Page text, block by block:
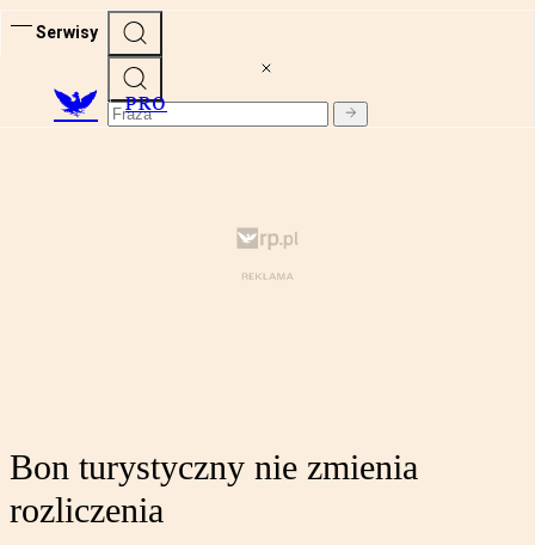
Serwisy
PRO
Bon turystyczny nie zmienia
rozliczenia